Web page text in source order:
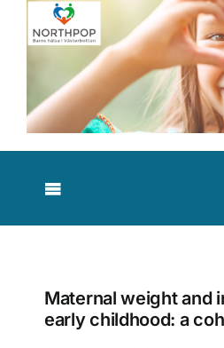
content
Toggle
Maternal weight and
early childhood: a